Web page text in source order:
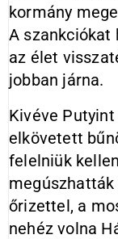
kormány
A szankciókat
az élet
jobban járna.
Kivéve
elkövetett
felelniük
megúszhatták
őrizettel, a
nehéz volna